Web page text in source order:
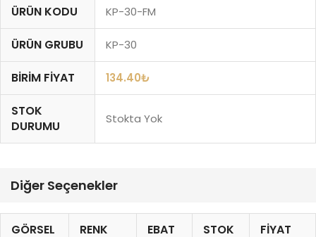
ÜRÜN KODU KP-30-FM
ÜRÜN GRUBU KP-30
BIRIM FIYAT 134.40₺
STOK
DURUMU
Stokta Yok
Diğer Seçenekler
GÖRSEL RENK EBAT STOK FIYAT